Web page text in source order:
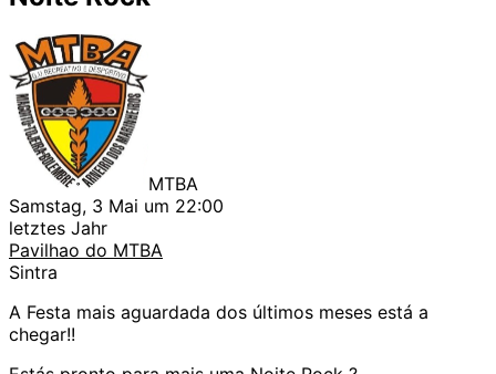
MTBA
Samstag, 3 Mai um 22:00
letztes Jahr
Pavilhao do MTBA
Sintra
A Festa mais aguardada dos últimos meses está a
chegar!!